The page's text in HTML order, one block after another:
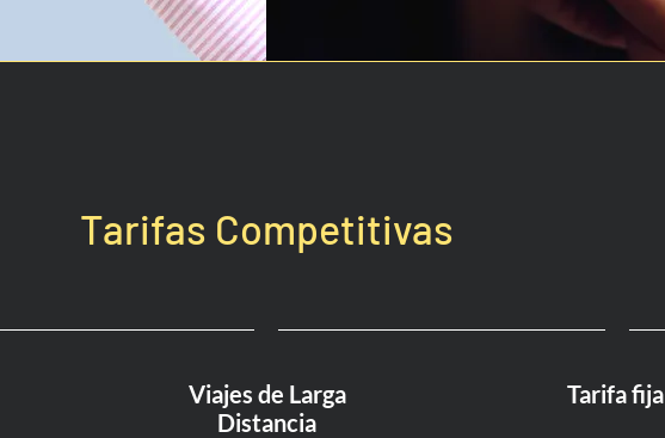
Tarifas Competitivas
Viajes de Larga
Distancia
Tarifa fija